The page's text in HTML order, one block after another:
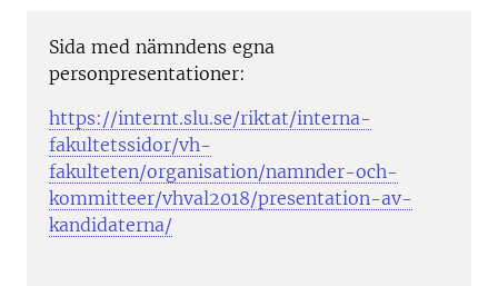
Sida med nämndens egna
personpresentationer:
https://internt.slu.se/riktat/interna-
fakultetssidor/vh-
fakulteten/organisation/namnder-och-
kommitteer/vhval2018/presentation-av-
kandidaterna/